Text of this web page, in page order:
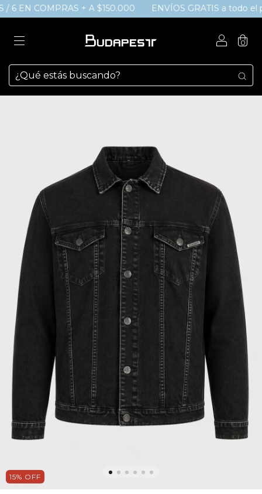
EN COMPRAS + A $150.000 ENVÍOS GRATIS a todo el
0
15% OFF